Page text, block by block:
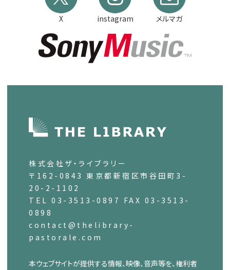
X instagram メルマガ
株式会社ザ・ライブラリー
〒162-0843 東京都新宿区市谷田町3-
20-2-1102
TEL 03-3513-0897 FAX 03-3513-
0898
contact@thelibrary-
pastorale.com
本ウェブサイトが提供する情報、映像、音声等を、権利者